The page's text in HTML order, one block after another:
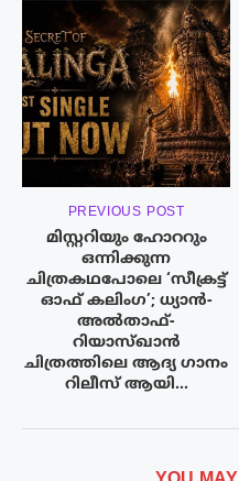
PREVIOUS POST
മിസ്റ്ററിയും ഹോററും
ഒന്നിക്കുന്ന
ചിത്രകഥപോലെ ‘സീക്രട്ട്
ഓഫ് കലിംഗ’; ധ്യാൻ-
അൽതാഫ്-
റിയാസ്ഖാൻ
ചിത്രത്തിലെ ആദ്യ ഗാനം
റിലീസ് ആയി…